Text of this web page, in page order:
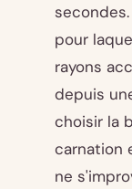
pour
rayons
depuis
choisir la
carnation
ne